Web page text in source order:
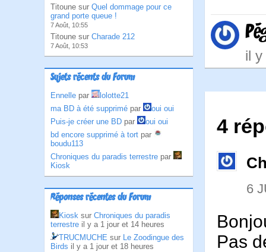
Titoune sur Quel dommage pour ce
grand porte queue !
7 Août, 10:55
Titoune sur Charade 212
7 Août, 10:53
Sujets récents du Forum
Ennelle par
lolotte21
ma BD à été supprimé par
oui oui
Puis-je créer une BD par
oui oui
bd encore supprimé à tort par
boudu113
Chroniques du paradis terrestre par
Kiosk
Réponses récentes du Forum
Kiosk sur Chroniques du paradis
terrestre il y a 1 jour et 14 heures
TRUCMUCHE sur Le Zoodingue des
Birds il y a 1 jour et 18 heures
il y
4
6
Pas